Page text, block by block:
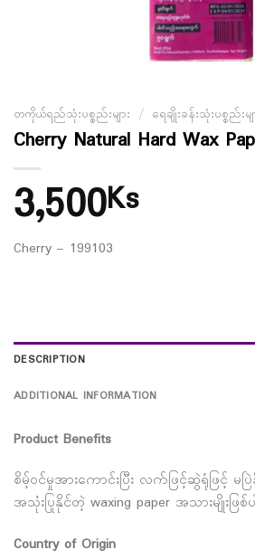
တကိုယ်ရည်သုံးပစ္စည်းများ / ရေချိုးခန်းသုံးပစ္စည်းမျ
Cherry Natural Hard Wax
3,500Ks
Cherry – 199103
DESCRIPTION
ADDITIONAL INFORMATION
Product Benefits
စိမ့်ဝင်မှုအားကောင်းပြီး လက်ဖြင့်ဆွဲရုံဖြင့် မ
အသုံးပြုနိုင်တဲ့ waxing paper အသားမျိုးဖြစ်
Country of Origin